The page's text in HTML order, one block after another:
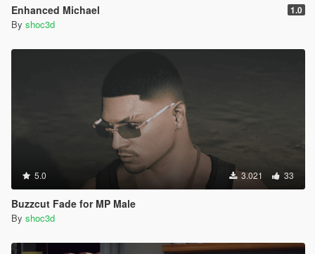
Enhanced Michael 1.0
By shoc3d
5.0 3.021 33
Buzzcut Fade for MP Male
By shoc3d